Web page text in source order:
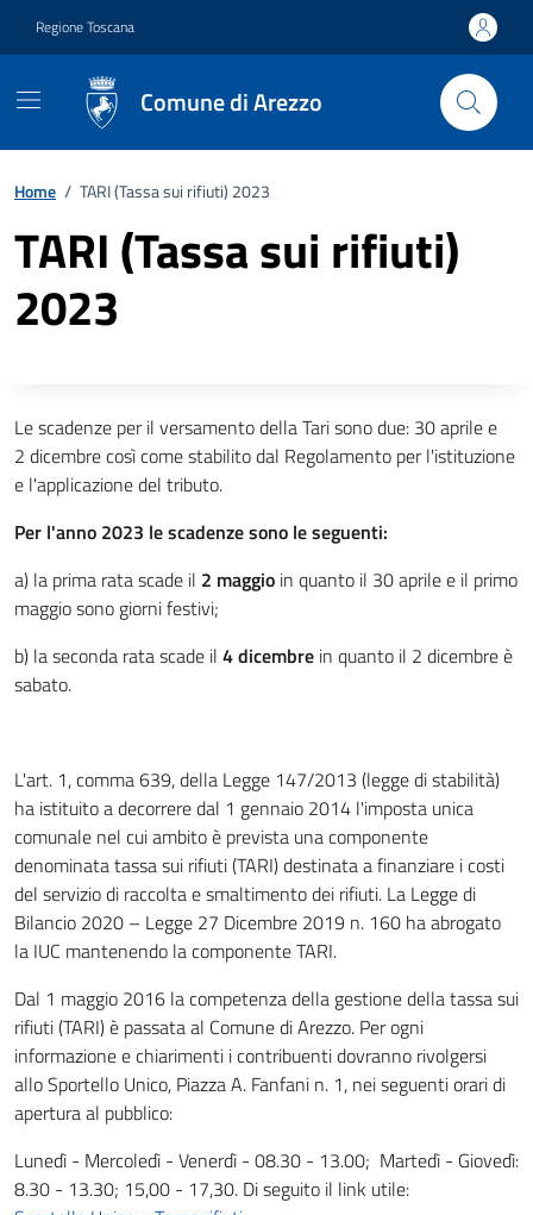
Regione Toscana
Comune di Arezzo
Home / TARI (Tassa sui rifiuti) 2023
TARI (Tassa sui rifiuti)
2023
Descrizione completa
Le scadenze per il versamento della Tari sono due: 30 aprile e
2 dicembre così come stabilito dal Regolamento per l'istituzione
e l'applicazione del tributo.
Per l'anno 2023 le scadenze sono le seguenti:
a) la prima rata scade il 2 maggio in quanto il 30 aprile e il primo
maggio sono giorni festivi;
b) la seconda rata scade il 4 dicembre in quanto il 2 dicembre è
sabato.
L'art. 1, comma 639, della Legge 147/2013 (legge di stabilità)
ha istituito a decorrere dal 1 gennaio 2014 l'imposta unica
comunale nel cui ambito è prevista una componente
denominata tassa sui rifiuti (TARI) destinata a finanziare i costi
del servizio di raccolta e smaltimento dei rifiuti. La Legge di
Bilancio 2020 – Legge 27 Dicembre 2019 n. 160 ha abrogato
la IUC mantenendo la componente TARI.
Dal 1 maggio 2016 la competenza della gestione della tassa sui
rifiuti (TARI) è passata al Comune di Arezzo. Per ogni
informazione e chiarimenti i contribuenti dovranno rivolgersi
allo Sportello Unico, Piazza A. Fanfani n. 1, nei seguenti orari di
apertura al pubblico:
Lunedì - Mercoledì - Venerdì - 08.30 - 13.00; Martedì - Giovedì:
8.30 - 13.30; 15,00 - 17,30. Di seguito il link utile: